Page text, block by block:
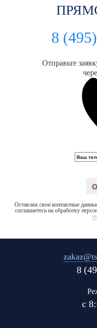
8
Отправьте
Оставляя свои контактные
соглашаетесь на обработку
8
с